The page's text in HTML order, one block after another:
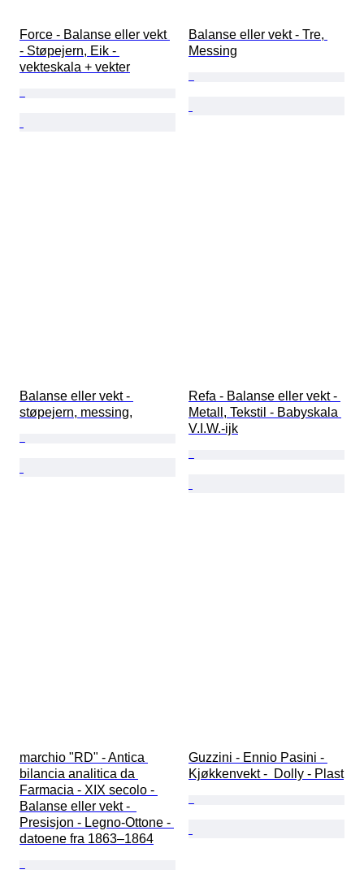
Force - Balanse eller vekt
- Støpejern, Eik -
vekteskala + vekter
Balanse eller vekt - Tre,
Messing
Balanse eller vekt -
støpejern, messing,
Refa - Balanse eller vekt -
Metall, Tekstil - Babyskala
V.I.W.-ijk
marchio "RD" - Antica
bilancia analitica da
Farmacia - XIX secolo -
Balanse eller vekt -
Presisjon - Legno-Ottone -
datoene fra 1863–1864
Guzzini - Ennio Pasini -
Kjøkkenvekt -  Dolly - Plast